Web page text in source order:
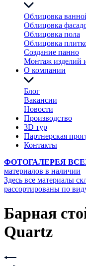
Облицовка
Облицовка
Облицовка пола
Облицовка
Создание панно
Монтаж изделий
О компании
Блог
Вакансии
Новости
Производство
3D тур
Партнерская
Контакты
ФОТОГАЛЕРЕЯ
материалов в наличии
Здесь все материалы
рассортированы по
Барная
Quartz